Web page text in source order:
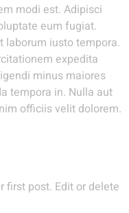
modi est. Adipisci
eum fugiat.
laborum iusto tempora.
expedita
minus maiores
tempora in. Nulla aut
officiis velit dolorem.
first post. Edit or delete